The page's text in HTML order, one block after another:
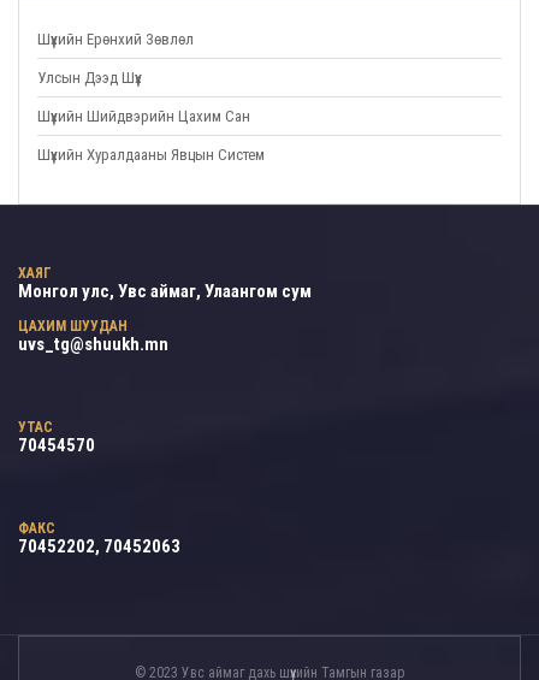
Шүүхийн Ерөнхий Зөвлөл
Улсын Дээд Шүүх
Шүүхийн Шийдвэрийн Цахим Сан
Шүүхийн Хуралдааны Явцын Систем
ХАЯГ
Монгол улс, Увс аймаг, Улаангом сум
ЦАХИМ ШУУДАН
uvs_tg@shuukh.mn
УТАС
70454570
ФАКС
70452202, 70452063
© 2023 Увс аймаг дахь шүүхийн Тамгын газар